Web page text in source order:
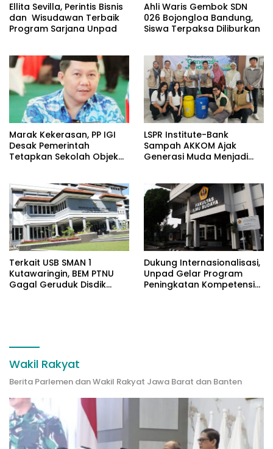
Ellita Sevilla, Perintis Bisnis
dan Wisudawan Terbaik
Program Sarjana Unpad
Ahli Waris Gembok SDN
026 Bojongloa Bandung,
Siswa Terpaksa Diliburkan
​Marak Kekerasan, PP IGI
Desak Pemerintah
Tetapkan Sekolah Objek
LSPR Institute-Bank
Sampah AKKOM Ajak
Generasi Muda Menjadi
Terkait USB SMAN 1
Kutawaringin, BEM PTNU
Gagal Geruduk Disdik
Dukung Internasionalisasi,
Unpad Gelar Program
Peningkatan Kompetensi
Wakil Rakyat
Berita Parlemen dan Wakil Rakyat Jawa Barat dan Banten